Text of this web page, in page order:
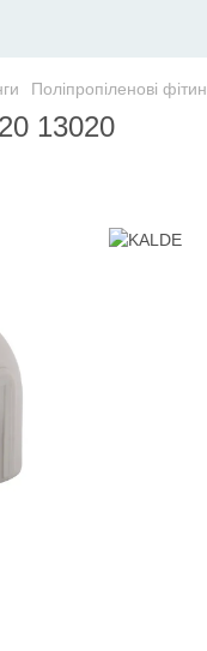
Поліпропіленові
13020